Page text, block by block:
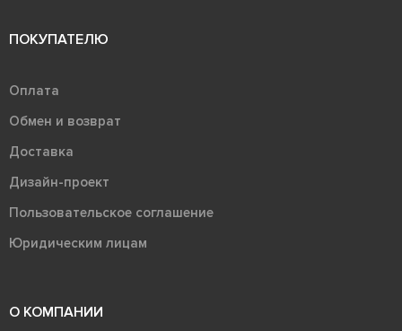
ПОКУПАТЕЛЮ
Оплата
Обмен и возврат
Доставка
Дизайн-проект
Пользовательское соглашение
Юридическим лицам
О КОМПАНИИ